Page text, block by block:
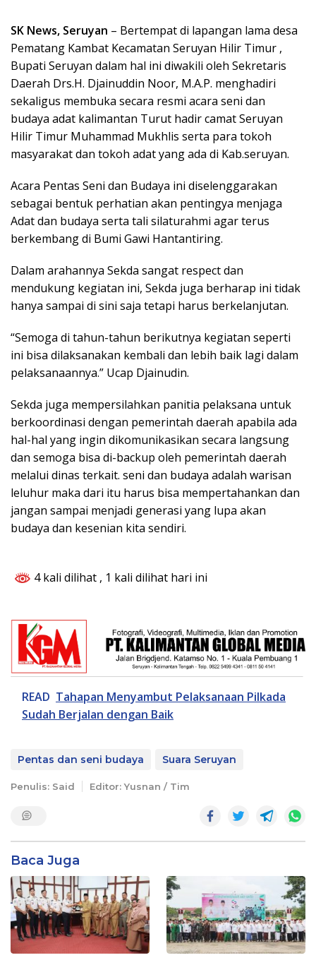
SK News, Seruyan – Bertempat di lapangan lama desa
Pematang Kambat Kecamatan Seruyan Hilir Timur ,
Bupati Seruyan dalam hal ini diwakili oleh Sekretaris
Daerah Drs.H. Djainuddin Noor, M.A.P. menghadiri
sekaligus membuka secara resmi acara seni dan
budaya adat kalimantan Turut hadir camat Seruyan
Hilir Timur Muhammad Mukhlis serta para tokoh
masyarakat dan tokoh adat yang ada di Kab.seruyan.
Acara Pentas Seni dan Budaya ini diselenggarakan
sebagai bentuk perhatian akan pentingya menjaga
Adat dan budaya serta tali silaturahmi agar terus
berkembang di Bumi Gawi Hantantiring.
Dalam arahannya Sekda sangat respect dan
mendukung kegiatan ini, Sekda juga berharap ini tidak
hanya sampai di sini saja tetapi harus berkelanjutan.
“Semoga di tahun-tahun berikutnya kegiatan seperti
ini bisa dilaksanakan kembali dan lebih baik lagi dalam
pelaksanaannya.” Ucap Djainudin.
Sekda juga mempersilahkan panitia pelaksana untuk
berkoordinasi dengan pemerintah daerah apabila ada
hal-hal yang ingin dikomunikasikan secara langsung
dan semoga bisa di-backup oleh pemerintah daerah
melalui dinas terkait. seni dan budaya adalah warisan
leluhur maka dari itu harus bisa mempertahankan dan
jangan sampai menjadi generasi yang lupa akan
budaya dan kesenian kita sendiri.
4 kali dilihat , 1 kali dilihat hari ini
READ Tahapan Menyambut Pelaksanaan Pilkada
Sudah Berjalan dengan Baik
Pentas dan seni budaya Suara Seruyan
Penulis: Said Editor: Yusnan / Tim
Baca Juga